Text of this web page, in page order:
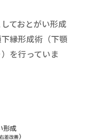
ておとがい形成
縁形成術（下顎
を行っていま